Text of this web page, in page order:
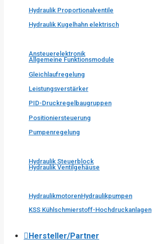
Hydraulik Proportionalventile
Hydraulik Kugelhahn elektrisch
Ansteuerelektronik
Allgemeine Funktionsmodule
Gleichlaufregelung
Leistungsverstärker
PID-Druckregelbaugruppen
Positioniersteuerung
Pumpenregelung
Hydraulik Steuerblock
Hydraulik Ventilgehäuse
HydraulikmotorenHydraulikpumpen
KSS Kühlschmierstoff-Hochdruckanlagen
Hersteller/Partner